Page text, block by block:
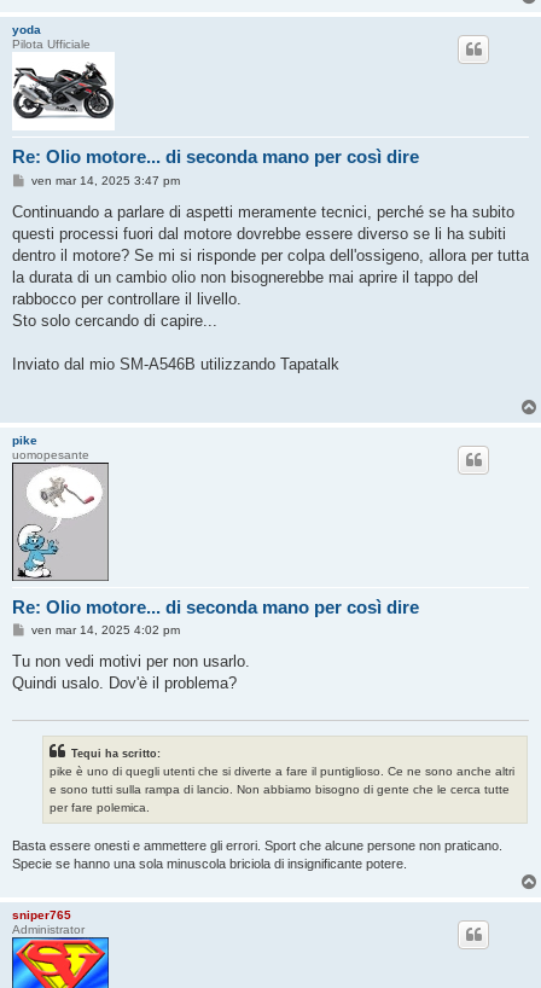
yoda
Pilota Ufficiale
Re: Olio motore... di seconda mano per così dire
M
s
a
g
o
ven mar 14, 2025 3:47 pm
Continuando a parlare di aspetti meramente tecnici, perché se ha subito
questi processi fuori dal motore dovrebbe essere diverso se li ha subiti
dentro il motore? Se mi si risponde per colpa dell'ossigeno, allora per tutta
la durata di un cambio olio non bisognerebbe mai aprire il tappo del
rabbocco per controllare il livello.
Sto solo cercando di capire...
Inviato dal mio SM-A546B utilizzando Tapatalk
pike
uomopesante
Re: Olio motore... di seconda mano per così dire
M
s
a
ven mar 14, 2025 4:02 pm
Tu non vedi motivi per non usarlo.
Quindi usalo. Dov'è il problema?
Tequi ha scritto:
pike è uno di quegli utenti che si diverte a fare il puntiglioso. Ce ne sono anche altri
e sono tutti sulla rampa di lancio. Non abbiamo bisogno di gente che le cerca tutte
per fare polemica.
Basta essere onesti e ammettere gli errori. Sport che alcune persone non praticano.
Specie se hanno una sola minuscola briciola di insignificante potere.
sniper765
Administrator